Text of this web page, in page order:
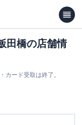
田橋の店舗情
カード受取は終了。